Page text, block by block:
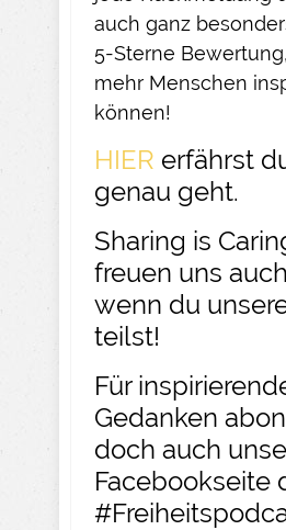
auch ganz
5-Sterne
mehr Menschen
können!
HIER erfährst
genau geht.
Sharing is
freuen uns
wenn du
teilst!
Für
Gedanken
doch auch
Facebookseite